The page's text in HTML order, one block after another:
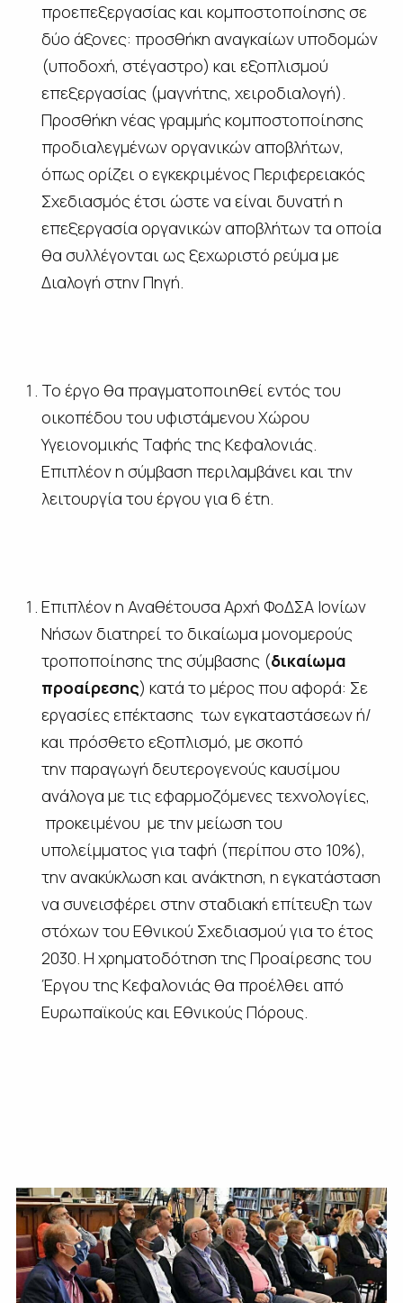
προεπεξεργασίας και κομποστοποίησης σε
δύο άξονες: προσθήκη αναγκαίων υποδομών
(υποδοχή, στέγαστρο) και εξοπλισμού
επεξεργασίας (μαγνήτης, χειροδιαλογή).
Προσθήκη νέας γραμμής κομποστοποίησης
προδιαλεγμένων οργανικών αποβλήτων,
όπως ορίζει ο εγκεκριμένος Περιφερειακός
Σχεδιασμός έτσι ώστε να είναι δυνατή η
επεξεργασία οργανικών αποβλήτων τα οποία
θα συλλέγονται ως ξεχωριστό ρεύμα με
Διαλογή στην Πηγή.
Το έργο θα πραγματοποιηθεί εντός του
οικοπέδου του υφιστάμενου Χώρου
Υγειονομικής Ταφής της Κεφαλονιάς.
Επιπλέον η σύμβαση περιλαμβάνει και την
λειτουργία του έργου για 6 έτη.
Επιπλέον η Αναθέτουσα Αρχή ΦοΔΣΑ Ιονίων
Νήσων διατηρεί το δικαίωμα μονομερούς
τροποποίησης της σύμβασης (δικαίωμα
προαίρεσης) κατά το μέρος που αφορά: Σε
εργασίες επέκτασης των εγκαταστάσεων ή/
και πρόσθετο εξοπλισμό, με σκοπό
την παραγωγή δευτερογενούς καυσίμου
ανάλογα με τις εφαρμοζόμενες τεχνολογίες,
προκειμένου με την μείωση του
υπολείμματος για ταφή (περίπου στο 10%),
την ανακύκλωση και ανάκτηση, η εγκατάσταση
να συνεισφέρει στην σταδιακή επίτευξη των
στόχων του Εθνικού Σχεδιασμού για το έτος
2030. Η χρηματοδότηση της Προαίρεσης του
Έργου της Κεφαλονιάς θα προέλθει από
Ευρωπαϊκούς και Εθνικούς Πόρους.